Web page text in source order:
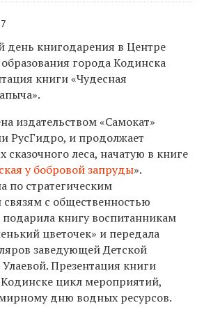
книгодарения в Центре
города Кодинска
книги «Чудесная
издательством «Самокат»
РусГидро, и продолжает
сказочного леса, начатую в книге
у бобровой запруды».
по стратегическим
с общественностью
книгу воспитанникам
цветочек» и передала
заведующей Детской
Презентация книги
цикл мероприятий,
дню водных ресурсов.